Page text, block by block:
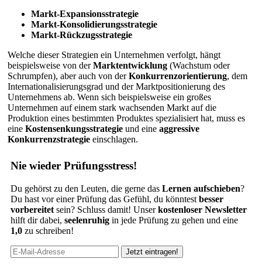
Markt-Expansionsstrategie
Markt-Konsolidierungsstrategie
Markt-Rückzugsstrategie
Welche dieser Strategien ein Unternehmen verfolgt, hängt
beispielsweise von derMarktentwicklung (Wachstum oder
Schrumpfen), aber auch von derKonkurrenzorientierung, dem
Internationalisierungsgrad und der Marktpositionierung des
Unternehmens ab. Wenn sich beispielsweise ein großes
Unternehmen auf einem stark wachsenden Markt auf die
Produktion eines bestimmten Produktes spezialisiert hat, muss es
eine Kostensenkungsstrategie und eine aggressive
Konkurrenzstrategie einschlagen.
Nie wieder Prüfungsstress!
Du gehörst zu den Leuten, die gerne das Lernen aufschieben?
Du hast vor einer Prüfung das Gefühl, du könntest besser
vorbereitet sein? Schluss damit! Unserkostenloser Newsletter
hilft dir dabei, seelenruhig in jede Prüfung zu gehen und eine
1,0 zu schreiben!